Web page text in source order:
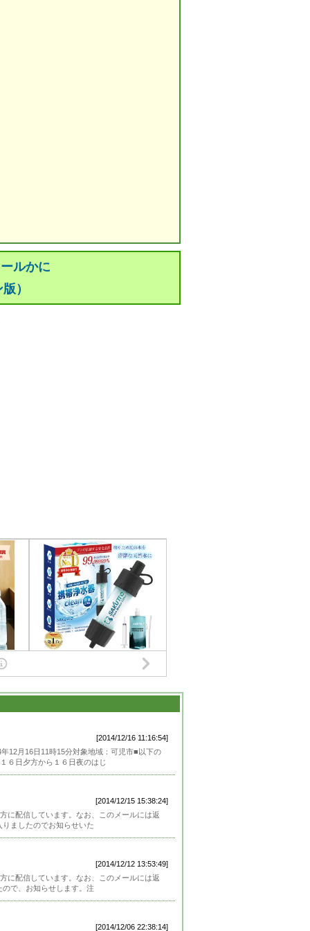
ルかに
）
[2014/12/16 11:16:54]
12月16日11時15分対象地域：可児市■以下の
６日夕方から１６日夜のはじ
[2014/12/15 15:38:24]
に配信しています。なお、このメールには返
ましたのでお知らせいた
[2014/12/12 13:53:49]
に配信しています。なお、このメールには返
で、お知らせします。注
[2014/12/06 22:38:14]